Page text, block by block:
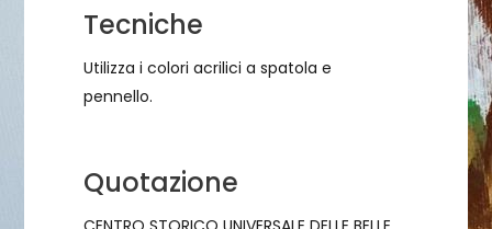
Tecniche
Utilizza i colori acrilici a spatola e
pennello.
Quotazione